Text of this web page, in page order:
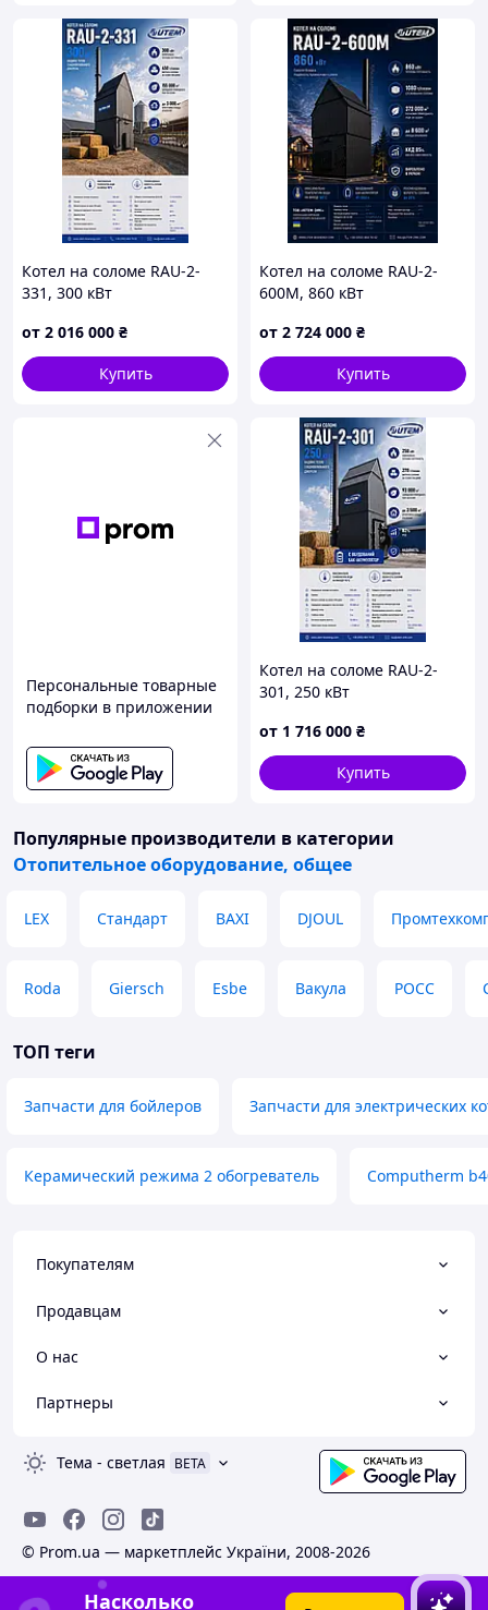
Котел на соломе RAU-2-
331, 300 кВт
от 2 016 000 ₴
Купить
Котел на соломе RAU-2-
600М, 860 кВт
от 2 724 000 ₴
Купить
Персональные товарные
подборки в приложении
Котел на соломе RAU-2-
301, 250 кВт
от 1 716 000 ₴
Купить
Популярные производители в категории
Отопительное оборудование, общее
LEX Стандарт BAXI DJOUL
Roda Giersch Esbe Вакула РОСС
ТОП теги
Запчасти для бойлеров Запчасти для электрических
Керамический режима 2 обогреватель Computherm
Покупателям
Продавцам
О нас
Партнеры
Тема - светлая BETA
© Prom.ua — маркетплейс України, 2008-2026
Насколько